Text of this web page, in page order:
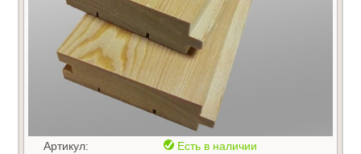
Артикул: Есть в наличии